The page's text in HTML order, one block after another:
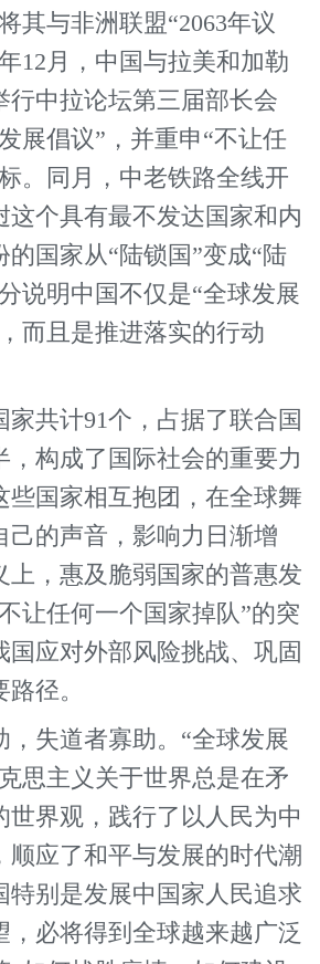
其与非洲联盟“2063年议
12月，中国与拉美和加勒
行中拉论坛第三届部长会
展倡议”，并重申“不让任
。同月，中老铁路全线开
这个具有最不发达国家和内
的国家从“陆锁国”变成“陆
说明中国不仅是“全球发展
而且是推进落实的行动
共计91个，占据了联合国
，构成了国际社会的重要力
些国家相互抱团，在全球舞
己的声音，影响力日渐增
上，惠及脆弱国家的普惠发
让任何一个国家掉队”的突
国应对外部风险挑战、巩固
径。
失道者寡助。“全球发展
思主义关于世界总是在矛
世界观，践行了以人民为中
顺应了和平与发展的时代潮
特别是发展中国家人民追求
，必将得到全球越来越广泛